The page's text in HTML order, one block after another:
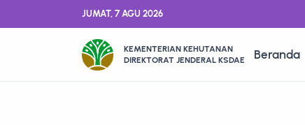
JUMAT, 7 AGU 2026
KEMENTERIAN KEHUTANAN
DIREKTORAT JENDERAL KSDAE
Beranda